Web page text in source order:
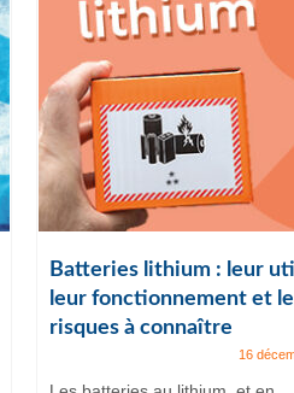
Batteries lithium : leur
leur fonctionnement et
risques à connaître
16